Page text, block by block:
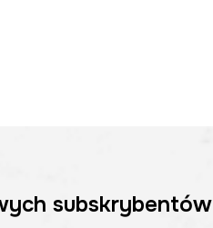
subskrybentów